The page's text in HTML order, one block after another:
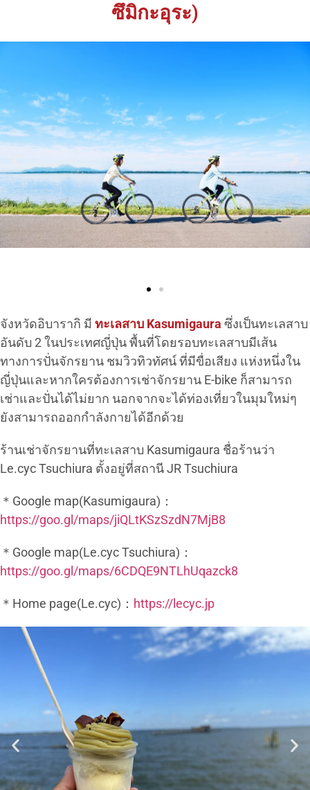
ซึมิกะอุระ)
จังหวัดอิบารากิ มี ทะเลสาบ Kasumigaura ซึ่งเป็นทะเลสาบ
อันดับ 2 ในประเทศญี่ปุ่น พื้นที่โดยรอบทะเลสาบมีเส้น
ทางการปั่นจักรยาน ชมวิวทิวทัศน์ ที่มีขื่อเสียง แห่งหนึ่งใน
ญี่ปุ่นและหากใครต้องการเช่าจักรยาน E-bike ก็สามารถ
เช่าและปั่นได้ไม่ยาก นอกจากจะได้ท่องเที่ยวในมุมใหม่ๆ
ยังสามารถออกกำลังกายได้อีกด้วย
ร้านเช่าจักรยานที่ทะเลสาบ Kasumigaura ชื่อร้านว่า
Le.cyc Tsuchiura ตั้งอยู่ที่สถานี JR Tsuchiura
＊Google map(Kasumigaura)：
https://goo.gl/maps/jiQLtKSzSzdN7MjB8
＊Google map(Le.cyc Tsuchiura)：
https://goo.gl/maps/6CDQE9NTLhUqazck8
＊Home page(Le.cyc)： https://lecyc.jp